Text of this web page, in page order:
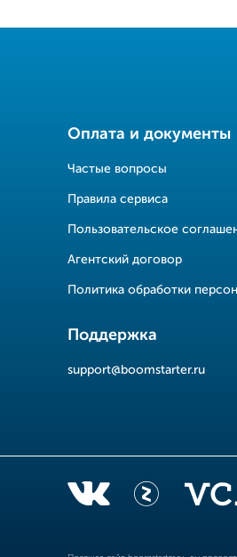
Оплата и документы
Частые вопросы
Правила сервиса
Пользовательское
Агентский договор
Политика обработки
Поддержка
support@boomstarter.ru